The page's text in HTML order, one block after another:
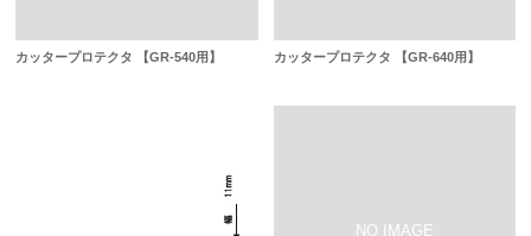
カッタープロテクタ 【GR-540用】 カッタープロテクタ 【GR-640用】